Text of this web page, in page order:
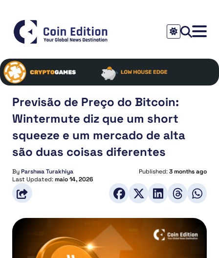
Previsão de Preço do Bitcoin:
Wintermute diz que um short
squeeze e um mercado de alta
são duas coisas diferentes
ByParshwa Turakhiya Published:3 months ago
Last Updated:maio 14, 2026